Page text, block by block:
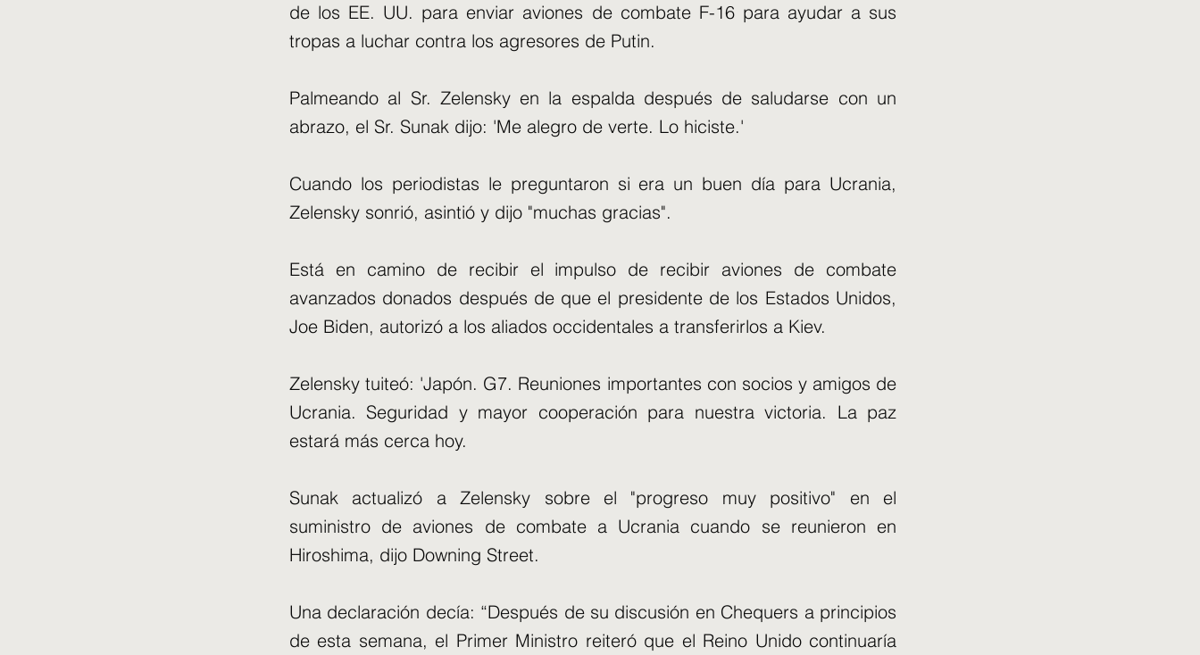
de los EE. UU. para enviar aviones de combate F-16 para ayudar a sus
tropas a luchar contra los agresores de Putin.
Palmeando al Sr. Zelensky en la espalda después de saludarse con un
abrazo, el Sr. Sunak dijo: 'Me alegro de verte. Lo hiciste.'
Cuando los periodistas le preguntaron si era un buen día para Ucrania,
Zelensky sonrió, asintió y dijo "muchas gracias".
Está en camino de recibir el impulso de recibir aviones de combate
avanzados donados después de que el presidente de los Estados Unidos,
Joe Biden, autorizó a los aliados occidentales a transferirlos a Kiev.
Zelensky tuiteó: 'Japón. G7. Reuniones importantes con socios y amigos de
Ucrania. Seguridad y mayor cooperación para nuestra victoria. La paz
estará más cerca hoy.
Sunak actualizó a Zelensky sobre el "progreso muy positivo" en el
suministro de aviones de combate a Ucrania cuando se reunieron en
Hiroshima, dijo Downing Street.
Una declaración decía: “Después de su discusión en Chequers a principios
de esta semana, el Primer Ministro reiteró que el Reino Unido continuaría